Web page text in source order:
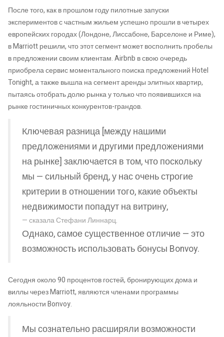
После того, как в прошлом году пилотные запуски
экспериментов с частным жильем успешно прошли в четырех
европейских городах (Лондоне, Лиссабоне, Барселоне и Риме),
в Marriott решили, что этот сегмент может восполнить пробелы
в предложении своим клиентам. Airbnb в свою очередь
приобрела сервис моментального поиска предложений Hotel
Tonight, а также вышла на сегмент аренды элитных квартир,
пытаясь отобрать долю рынка у только что появившихся на
рынке гостиничных конкурентов-грандов.
Ключевая разница [между нашими
предложениями и другими предложениями
на рынке] заключается в том, что поскольку
мы — сильный бренд, у нас очень строгие
критерии в отношении того, какие объекты
недвижимости попадут на витрину,
сказала Стефани Линнарц.
Однако, самое существенное отличие — это
возможность использовать бонусы Bonvoy.
Сегодня около 90 процентов гостей, бронирующих дома и
виллы через Marriott, являются членами программы
лояльности Bonvoy.
Мы сознательно расширяли возможности